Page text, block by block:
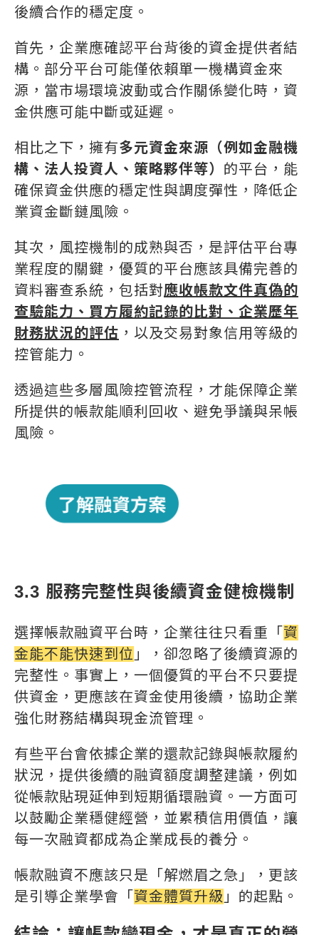
後續合作的穩定度。
首先，企業應確認平台背後的資金提供者結
構。部分平台可能僅依賴單一機構資金來
源，當市場環境波動或合作關係變化時，資
金供應可能中斷或延遲。
相比之下，擁有多元資金來源（例如金融機
構、法人投資人、策略夥伴等） 的平台，能
確保資金供應的穩定性與調度彈性，降低企
業資金斷鏈風險。
其次，風控機制的成熟與否，是評估平台專
業程度的關鍵，優質的平台應該具備完善的
資料審查系統，包括對應收帳款文件真偽的
查驗能力、買方履約記錄的比對、企業歷年
財務狀況的評估 ，以及交易對象信用等級的
控管能力。
透過這些多層風險控管流程，才能保障企業
所提供的帳款能順利回收、避免爭議與呆帳
風險。
3.3 服務完整性與後續資金健檢機制
選擇帳款融資平台時，企業往往只看重「 資
金能不能快速到位 」，卻忽略了後續資源的
完整性。事實上，一個優質的平台不只要提
供資金，更應該在資金使用後續，協助企業
強化財務結構與現金流管理。
有些平台會依據企業的還款記錄與帳款履約
狀況，提供後續的融資額度調整建議，例如
從帳款貼現延伸到短期循環融資。一方面可
以鼓勵企業穩健經營，並累積信用價值，讓
每一次融資都成為企業成長的養分。
帳款融資不應該只是「解燃眉之急」，更該
是引導企業學會「 資金體質升級 」的起點。